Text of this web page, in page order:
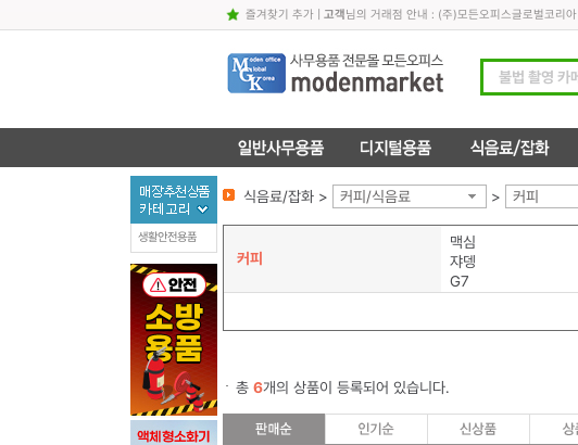
즐겨찾기 추가| 고객님의 거래점 안내 : (주)모든오피스글로벌코리아
식음료/잡화 > 커피/식음료 > 커피
커피
맥심
쟈뎅
G7
총 6개의 상품이 등록되어 있습니다.
생활안전용품